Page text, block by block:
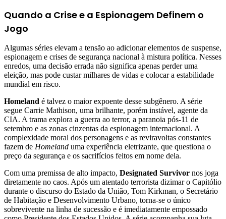
Quando a Crise e a Espionagem Definem o
Jogo
Algumas séries elevam a tensão ao adicionar elementos de suspense,
espionagem e crises de segurança nacional à mistura política. Nesses
enredos, uma decisão errada não significa apenas perder uma
eleição, mas pode custar milhares de vidas e colocar a estabilidade
mundial em risco.
Homeland é talvez o maior expoente desse subgênero. A série
segue Carrie Mathison, uma brilhante, porém instável, agente da
CIA. A trama explora a guerra ao terror, a paranoia pós-11 de
setembro e as zonas cinzentas da espionagem internacional. A
complexidade moral dos personagens e as reviravoltas constantes
fazem de Homeland uma experiência eletrizante, que questiona o
preço da segurança e os sacrifícios feitos em nome dela.
Com uma premissa de alto impacto, Designated Survivor nos joga
diretamente no caos. Após um atentado terrorista dizimar o Capitólio
durante o discurso do Estado da União, Tom Kirkman, o Secretário
de Habitação e Desenvolvimento Urbano, torna-se o único
sobrevivente na linha de sucessão e é imediatamente empossado